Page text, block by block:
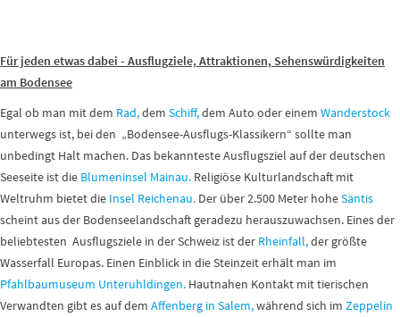
Für jeden etwas dabei - Ausflugziele, Attraktionen, Sehenswürdigkeiten
am Bodensee
Egal ob man mit dem Rad,dem Schiff,dem Auto oder einem Wanderstock
unterwegs ist, bei den „Bodensee-Ausflugs-Klassikern“ sollte man
unbedingt Halt machen. Das bekannteste Ausflugsziel auf der deutschen
Seeseite ist die Blumeninsel Mainau. Religiöse Kulturlandschaft mit
Weltruhm bietet die Insel Reichenau. Der über 2.500 Meter hoheSäntis
scheint aus der Bodenseelandschaft geradezu herauszuwachsen. Eines der
beliebtesten Ausflugsziele in der Schweiz ist der Rheinfall,der größte
Wasserfall Europas. Einen Einblick in die Steinzeit erhält man im
Pfahlbaumuseum Unteruhldingen. Hautnahen Kontakt mit tierischen
Verwandten gibt es auf dem Affenberg in Salem,während sich im Zeppelin